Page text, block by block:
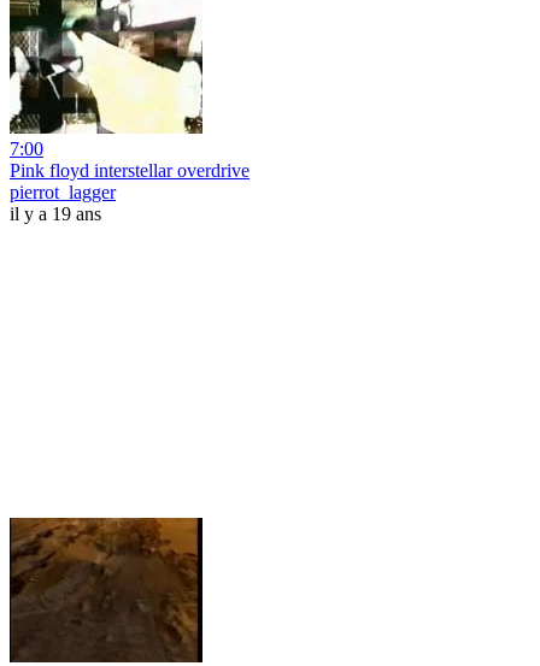
7:00
Pink floyd interstellar overdrive
pierrot_lagger
il y a 19 ans